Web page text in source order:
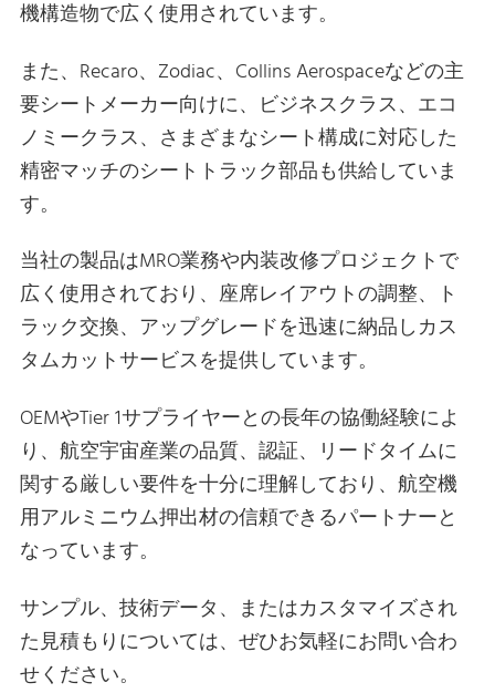
機構造物で広く使用されています。
また、Recaro、Zodiac、Collins Aerospaceなどの主
要シートメーカー向けに、ビジネスクラス、エコ
ノミークラス、さまざまなシート構成に対応した
精密マッチのシートトラック部品も供給していま
す。
当社の製品はMRO業務や内装改修プロジェクトで
広く使用されており、座席レイアウトの調整、ト
ラック交換、アップグレードを迅速に納品しカス
タムカットサービスを提供しています。
OEMやTier 1サプライヤーとの長年の協働経験によ
り、航空宇宙産業の品質、認証、リードタイムに
関する厳しい要件を十分に理解しており、航空機
用アルミニウム押出材の信頼できるパートナーと
なっています。
サンプル、技術データ、またはカスタマイズされ
た見積もりについては、ぜひお気軽にお問い合わ
せください。